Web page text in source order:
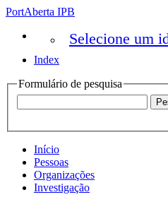
PortAberta IPB
Selecione um
Index
Formulário de pesquisa
Início
Pessoas
Organizações
Investigação